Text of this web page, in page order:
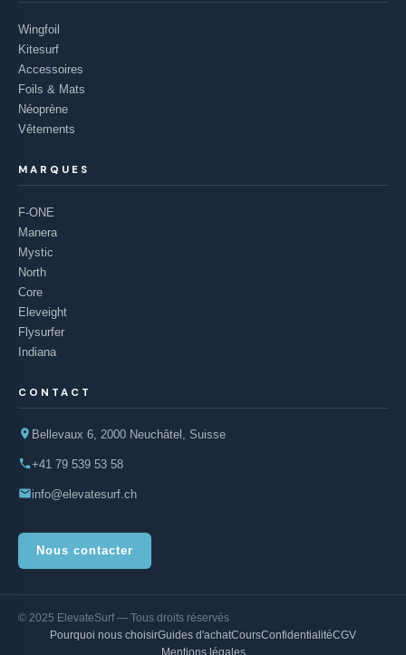
Wingfoil
Kitesurf
Accessoires
Foils & Mats
Néoprène
Vêtements
MARQUES
F-ONE
Manera
Mystic
North
Core
Eleveight
Flysurfer
Indiana
CONTACT
Bellevaux 6, 2000 Neuchâtel, Suisse
+41 79 539 53 58
info@elevatesurf.ch
Nous contacter
© 2025 ElevateSurf — Tous droits réservés
Pourquoi nous choisirGuides d'achatCoursConfidentialitéCGV
Mentions légales